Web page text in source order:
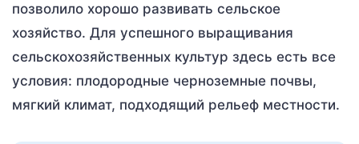
позволило хорошо развивать сельское
хозяйство. Для успешного выращивания
сельскохозяйственных культур здесь есть все
условия: плодородные черноземные почвы,
мягкий климат, подходящий рельеф местности.